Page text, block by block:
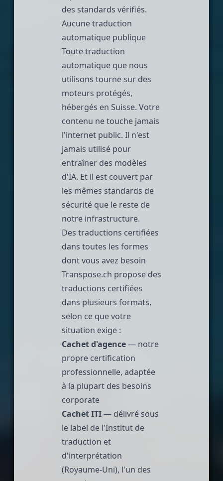
des standards vérifiés.
Aucune traduction
automatique publique
Toute traduction
automatique que nous
utilisons tourne sur des
moteurs protégés,
hébergés en Suisse. Votre
contenu ne touche jamais
l'internet public. Il n'est
jamais utilisé pour
entraîner des modèles
d'IA. Et il est couvert par
les mêmes standards de
sécurité que le reste de
notre infrastructure.
Des traductions certifiées
dans toutes les formes
dont vous avez besoin
Transpose.ch propose des
traductions certifiées
dans plusieurs formats,
selon ce que votre
situation exige :
Cachet d'agence— notre
propre certification
professionnelle, adaptée
à la plupart des besoins
corporate
Cachet ITI— délivré sous
le label de l'Institut de
traduction et
d'interprétation
(Royaume-Uni), l'un des